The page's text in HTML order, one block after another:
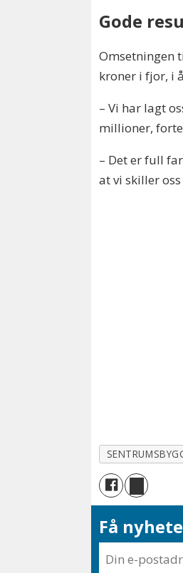
Gode
Omsetningen
kroner i fjor, i
– Vi har lagt
millioner,
– Det er full
at vi skiller
Få